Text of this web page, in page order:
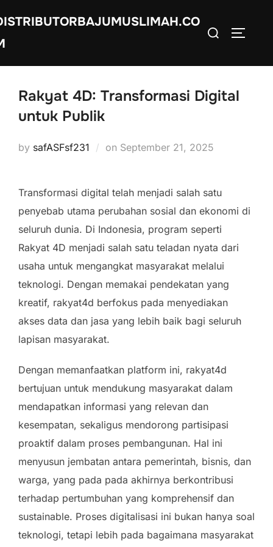
to
content
Search
Rakyat 4D: Transformasi Digital
untuk Publik
by safASFsf231 on Posted
September 21, 2025
Transformasi digital telah menjadi salah satu
penyebab utama perubahan sosial dan ekonomi di
seluruh dunia. Di Indonesia, program seperti
Rakyat 4D menjadi salah satu teladan nyata dari
usaha untuk mengangkat masyarakat melalui
teknologi. Dengan memakai pendekatan yang
kreatif, rakyat4d berfokus pada menyediakan
akses data dan jasa yang lebih baik bagi seluruh
lapisan masyarakat.
Dengan memanfaatkan platform ini, rakyat4d
bertujuan untuk mendukung masyarakat dalam
mendapatkan informasi yang relevan dan
kesempatan, sekaligus mendorong partisipasi
proaktif dalam proses pembangunan. Hal ini
menyusun jembatan antara pemerintah, bisnis, dan
warga, yang pada pada akhirnya berkontribusi
terhadap pertumbuhan yang komprehensif dan
sustainable. Proses digitalisasi ini bukan hanya soal
teknologi, tetapi lebih pada bagaimana masyarakat